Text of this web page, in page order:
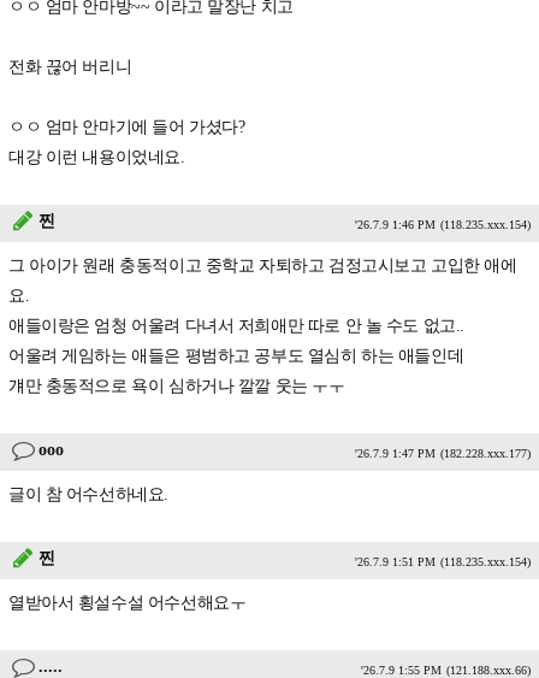
ㅇㅇ 엄마 안마방~~ 이라고 말장난 치고
전화 끊어 버리니
ㅇㅇ 엄마 안마기에 들어 가셨다?
대강 이런 내용이었네요.
찐 '26.7.9 1:46 PM (118.235.xxx.154)
그 아이가 원래 충동적이고 중학교 자퇴하고 검정고시보고 고입한 애에
요.
애들이랑은 엄청 어울려 다녀서 저희애만 따로 안 놀 수도 없고..
어울려 게임하는 애들은 평범하고 공부도 열심히 하는 애들인데
걔만 충동적으로 욕이 심하거나 깔깔 웃는 ㅜㅜ
ooo '26.7.9 1:47 PM (182.228.xxx.177)
글이 참 어수선하네요.
찐 '26.7.9 1:51 PM (118.235.xxx.154)
열받아서 횡설수설 어수선해요ㅜ
..... '26.7.9 1:55 PM (121.188.xxx.66)